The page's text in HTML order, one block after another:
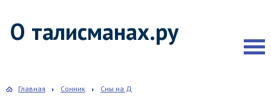
О талисманах.ру
Главная Сонник Сны на Д